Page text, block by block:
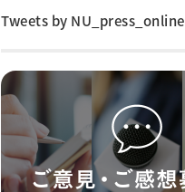
Tweets by NU_press_online